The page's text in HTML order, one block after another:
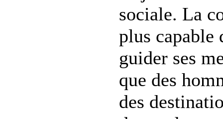
sociale. La
plus capable
guider ses
que des
des